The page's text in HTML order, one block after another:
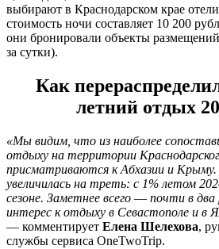
выбирают в Краснодарском крае
стоимость ночи составляет 10 200
они бронировали объекты
за сутки).
Как
летний отдых
«Мы видим, что из наиболее
отдыху на территории
присматриваются к Абхазии и
увеличилась на треть: с 1% летом
сезоне. Заметнее всего ― почти в
интерес к отдыху в Севастополе и в
― комментирует Елена Шелехова,
службы сервиса OneTwoTrip.